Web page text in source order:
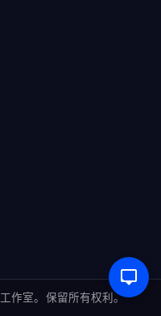
作室。保留所有权利。